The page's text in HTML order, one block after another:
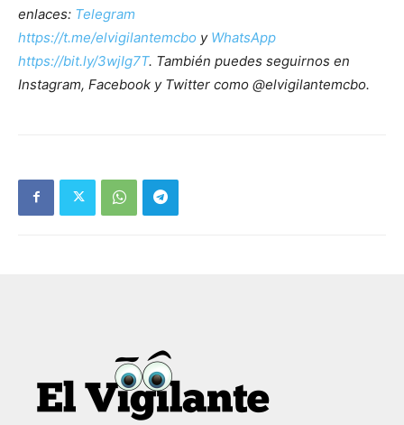
enlaces: Telegram
https://t.me/elvigilantemcbo y WhatsApp
https://bit.ly/3wjIg7T. También puedes seguirnos en
Instagram, Facebook y Twitter como @elvigilantemcbo.